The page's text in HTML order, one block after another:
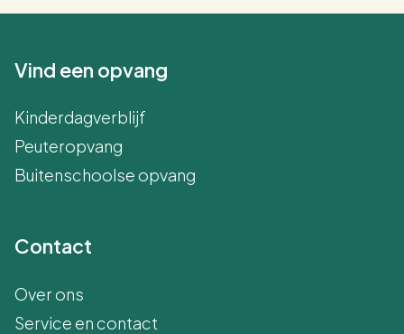
Vind een opvang
Kinderdagverblijf
Peuteropvang
Buitenschoolse opvang
Contact
Over ons
Service en contact